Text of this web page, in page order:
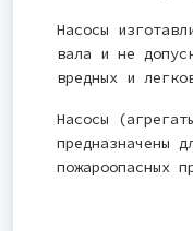
Насосы
вала и не
вредных и
Насосы
предназначены
пожароопасных